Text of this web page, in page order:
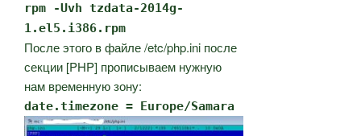
rpm -Uvh tzdata-2014g-
1.el5.i386.rpm
После этого в файле /etc/php.ini после
секции [PHP] прописываем нужную
нам временную зону:
date.timezone = Europe/Samara